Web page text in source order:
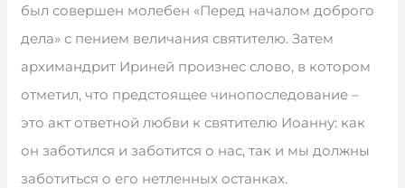
был совершен молебен «Перед началом доброго
дела» с пением величания святителю. Затем
архимандрит Ириней произнес слово, в котором
отметил, что предстоящее чинопоследование –
это акт ответной любви к святителю Иоанну: как
он заботился и заботится о нас, так и мы должны
заботиться о его нетленных останках.